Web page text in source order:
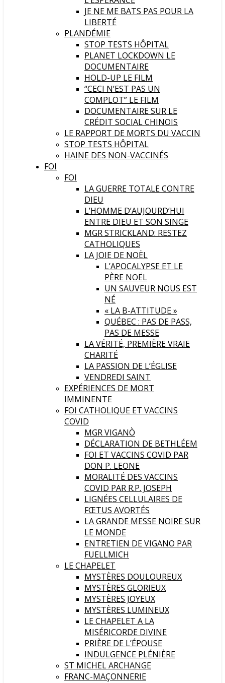
JE NE ME BATS PAS POUR LA
LIBERTÉ
PLANDÉMIE
STOP TESTS HÔPITAL
PLANET LOCKDOWN LE
DOCUMENTAIRE
HOLD-UP LE FILM
“CECI N’EST PAS UN
COMPLOT” LE FILM
DOCUMENTAIRE SUR LE
CRÉDIT SOCIAL CHINOIS
LE RAPPORT DE MORTS DU VACCIN
STOP TESTS HÔPITAL
HAINE DES NON-VACCINÉS
FOI
FOI
LA GUERRE TOTALE CONTRE
DIEU
L’HOMME D’AUJOURD’HUI
ENTRE DIEU ET SON SINGE
MGR STRICKLAND: RESTEZ
CATHOLIQUES
LA JOIE DE NOËL
L’APOCALYPSE ET LE
PÈRE NOËL
UN SAUVEUR NOUS EST
NÉ
« LA B-ATTITUDE »
QUÉBEC : PAS DE PASS,
PAS DE MESSE
LA VÉRITÉ, PREMIÈRE VRAIE
CHARITÉ
LA PASSION DE L’ÉGLISE
VENDREDI SAINT
EXPÉRIENCES DE MORT
IMMINENTE
FOI CATHOLIQUE ET VACCINS
COVID
MGR VIGANÒ
DÉCLARATION DE BETHLÉEM
FOI ET VACCINS COVID PAR
DON P. LEONE
MORALITÉ DES VACCINS
COVID PAR R.P. JOSEPH
LIGNÉES CELLULAIRES DE
FŒTUS AVORTÉS
LA GRANDE MESSE NOIRE SUR
LE MONDE
ENTRETIEN DE VIGANO PAR
FUELLMICH
LE CHAPELET
MYSTÈRES DOULOUREUX
MYSTÈRES GLORIEUX
MYSTÈRES JOYEUX
MYSTÈRES LUMINEUX
LE CHAPELET A LA
MISÉRICORDE DIVINE
PRIÈRE DE L’ÉPOUSE
INDULGENCE PLÉNIÈRE
ST MICHEL ARCHANGE
FRANC-MAÇONNERIE